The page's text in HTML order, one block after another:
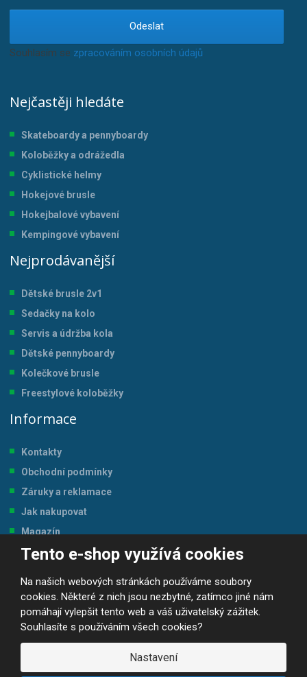
Tento e-shop využívá cookies
Na našich webových stránkách používáme soubory
cookies. Některé z nich jsou nezbytné, zatímco jiné nám
pomáhají vylepšit tento web a váš uživatelský zážitek.
Souhlasíte s používáním všech cookies?
Nastavení
Odeslat
Souhlasím se zpracováním osobních údajů
Nejčastěji hledáte
Skateboardy a pennyboardy
Koloběžky a odrážedla
Cyklistické helmy
Hokejové brusle
Hokejbalové vybavení
Kempingové vybavení
Nejprodávanější
Dětské brusle 2v1
Sedačky na kolo
Servis a údržba kola
Dětské pennyboardy
Kolečkové brusle
Freestylové koloběžky
Informace
Kontakty
Obchodní podmínky
Záruky a reklamace
Jak nakupovat
Magazín
Tabulka velikostí
© 2026, JP-SPORT.CZ SPORTOVNÍ POTŘEBY
Prohlášení o přístupnosti |Mapa stránek ||GDPR
VYROBILA